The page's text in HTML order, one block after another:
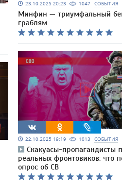
23.10.2025 20:23 1047 СОБЫТИЯ
Минфин — триумфальный
граблям
22.10.2025 19:19 1013 СОБЫТИЯ
Скакуасы-пропагандисты
реальных фронтовиков: что
опрос об СВ